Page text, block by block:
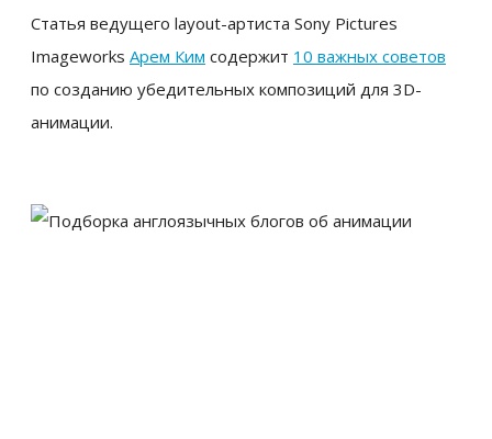
Статья ведущего layout-артиста Sony Pictures
Imageworks Арем Ким содержит 10 важных советов
по созданию убедительных композиций для 3D-
анимации.